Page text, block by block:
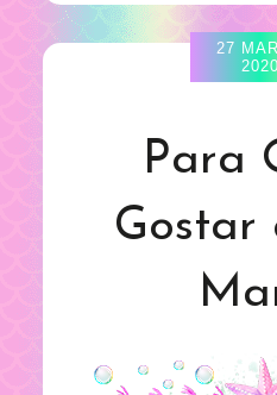
27
2020
Para
Gostar